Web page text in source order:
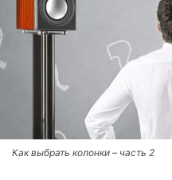
Как выбрать колонки – часть 2